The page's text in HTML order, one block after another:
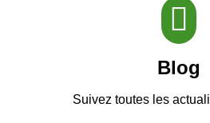
Blog
Suivez toutes les